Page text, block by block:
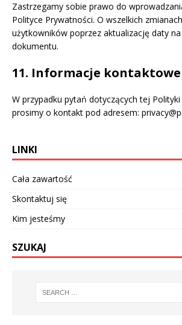
Zastrzegamy sobie prawo do
Polityce Prywatności. O wszelkich
użytkowników poprzez aktualizację daty
dokumentu.
11. Informacje kontaktowe
W przypadku pytań dotyczących tej
prosimy o kontakt pod adresem:
LINKI
Cała zawartość
Skontaktuj się
Kim jesteśmy
SZUKAJ